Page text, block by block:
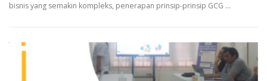
bisnis yang semakin kompleks, penerapan prinsip-prinsip GCG …